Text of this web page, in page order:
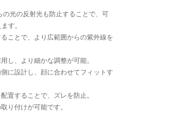
の光の反射光も防止することで、可
す。
ことで、より広範囲からの紫外線を
し、より細かな調整が可能。
に設計し、顔に合わせてフィットす
置することで、ズレを防止。
り付けが可能です。